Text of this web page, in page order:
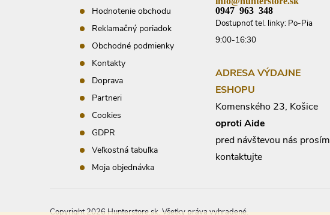
Hodnotenie obchodu
Reklamačný poriadok
Obchodné podmienky
Kontakty
Doprava
Partneri
Cookies
GDPR
Veľkostná tabuľka
Moja objednávka
0947 963 348
Dostupnoť tel. linky: Po-Pia
9:00-16:30
ADRESA VÝDAJNE
ESHOPU
Komenského 23, Košice
oproti Aide
pred návštevou nás prosím
kontaktujte
Copyright 2026 Hunterstore.sk. Všetky práva vyhradené.